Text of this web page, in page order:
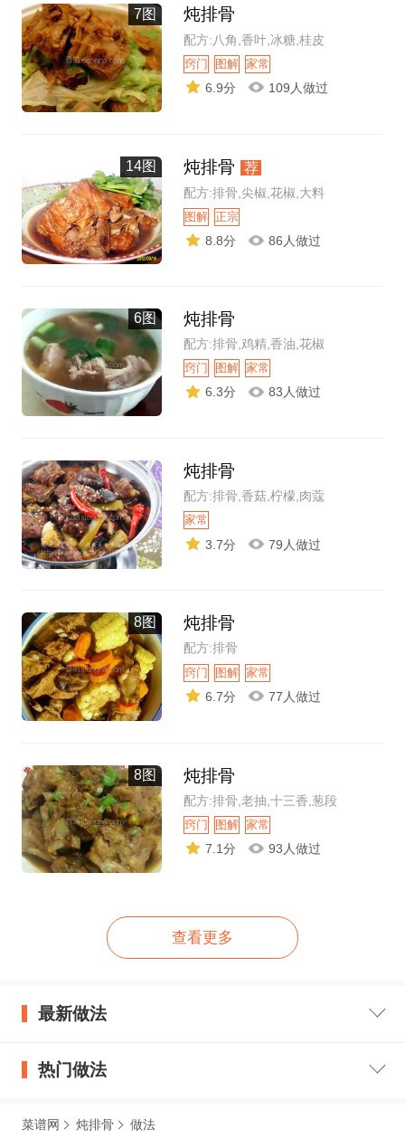
7图 炖排骨
配方:八角,香叶,冰糖,桂皮
窍门 图解 家常
6.9分 109人做过
14图 炖排骨 荐
配方:排骨,尖椒,花椒,大料
图解 正宗
8.8分 86人做过
6图 炖排骨
配方:排骨,鸡精,香油,花椒
窍门 图解 家常
6.3分 83人做过
炖排骨
配方:排骨,香菇,柠檬,肉蔻
家常
3.7分 79人做过
8图 炖排骨
配方:排骨
窍门 图解 家常
6.7分 77人做过
8图 炖排骨
配方:排骨,老抽,十三香,葱段
窍门 图解 家常
7.1分 93人做过
查看更多
最新做法
热门做法
菜谱网 炖排骨 做法